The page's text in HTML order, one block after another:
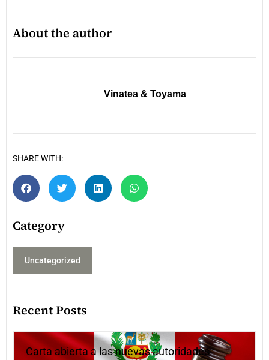
About the author
Vinatea & Toyama
SHARE WITH:
Category
Uncategorized
Recent Posts
Carta abierta a las nuevas autoridades